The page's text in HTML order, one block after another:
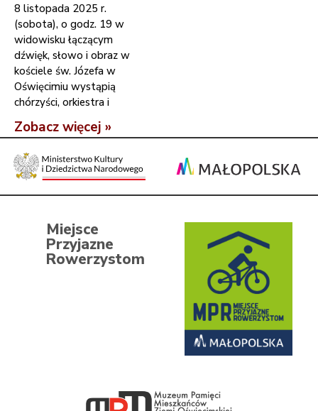
8 listopada 2025 r.
(sobota), o godz. 19 w
widowisku łączącym
dźwięk, słowo i obraz w
kościele św. Józefa w
Oświęcimiu wystąpią
chórzyści, orkiestra i
Zobacz więcej »
Miejsce
Przyjazne
Rowerzystom